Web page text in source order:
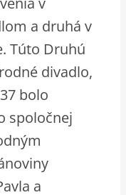
a druhá v
Túto Druhú
divadlo,
bolo
spoločnej
a